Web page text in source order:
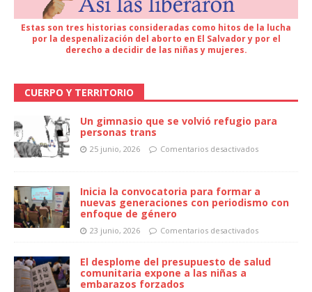
Estas son tres historias consideradas como hitos de la lucha
por la despenalización del aborto en El Salvador y por el
derecho a decidir de las niñas y mujeres.
CUERPO Y TERRITORIO
Un gimnasio que se volvió refugio para
personas trans
25 junio, 2026 Comentarios desactivados
Inicia la convocatoria para formar a
nuevas generaciones con periodismo con
enfoque de género
23 junio, 2026 Comentarios desactivados
El desplome del presupuesto de salud
comunitaria expone a las niñas a
embarazos forzados